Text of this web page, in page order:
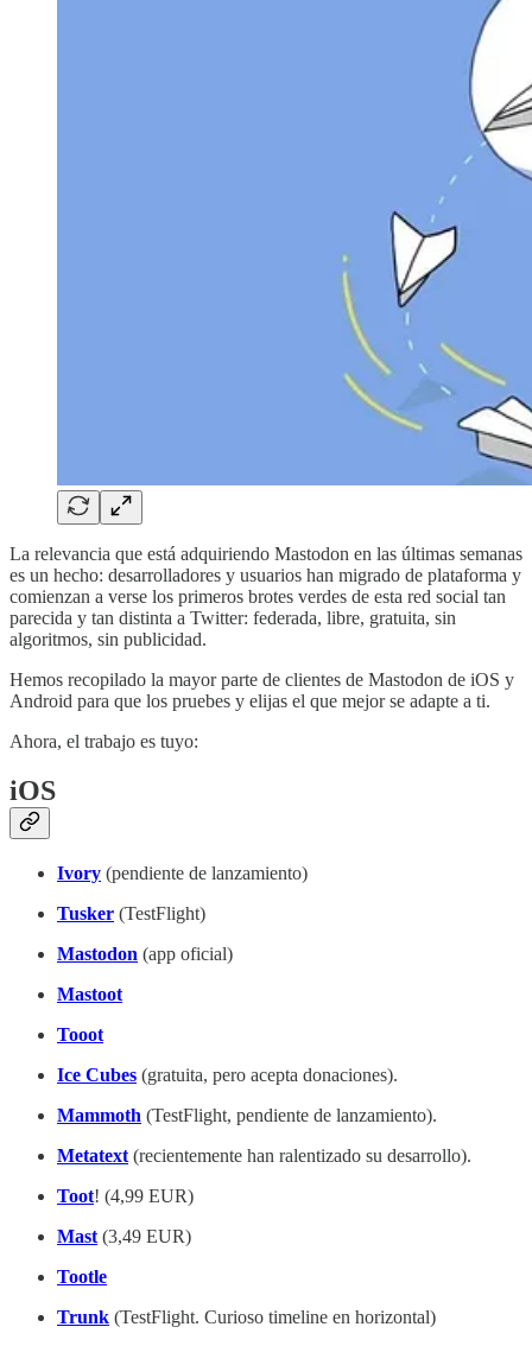
La relevancia que está adquiriendo Mastodon en las últimas semanas
es un hecho: desarrolladores y usuarios han migrado de plataforma y
comienzan a verse los primeros brotes verdes de esta red social tan
parecida y tan distinta a Twitter: federada, libre, gratuita, sin
algoritmos, sin publicidad.
Hemos recopilado la mayor parte de clientes de Mastodon de iOS y
Android para que los pruebes y elijas el que mejor se adapte a ti.
Ahora, el trabajo es tuyo:
iOS
Ivory (pendiente de lanzamiento)
Tusker (TestFlight)
Mastodon (app oficial)
Mastoot
Tooot
Ice Cubes (gratuita, pero acepta donaciones).
Mammoth (TestFlight, pendiente de lanzamiento).
Metatext (recientemente han ralentizado su desarrollo).
Toot! (4,99 EUR)
Mast (3,49 EUR)
Tootle
Trunk (TestFlight. Curioso timeline en horizontal)